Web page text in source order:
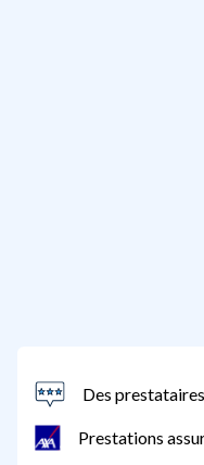
Des
Prestations